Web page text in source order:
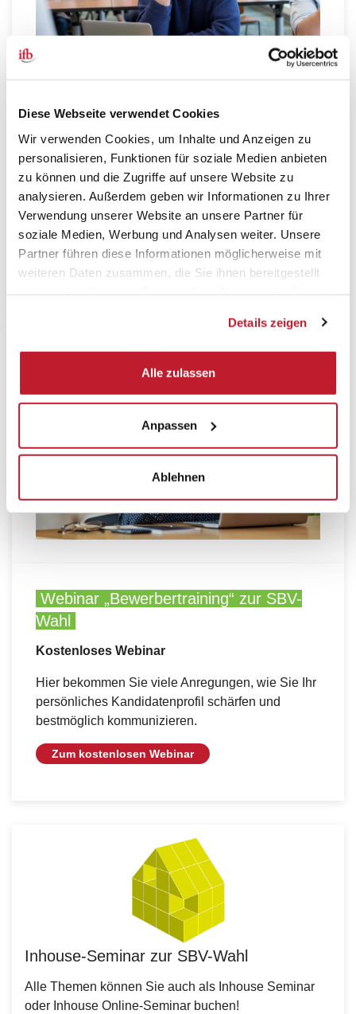
Diese Webseite verwendet Cookies
Wir verwenden Cookies, um Inhalte und Anzeigen zu
personalisieren, Funktionen für soziale Medien anbieten
zu können und die Zugriffe auf unsere Website zu
analysieren. Außerdem geben wir Informationen zu Ihrer
Verwendung unserer Website an unsere Partner für
soziale Medien, Werbung und Analysen weiter. Unsere
Partner führen diese Informationen möglicherweise mit
weiteren Daten zusammen, die Sie ihnen bereitgestellt
Details zeigen
Alle zulassen
Anpassen
Ablehnen
Kostenloses Webinar
Erfahren Sie, wie Sie mit der passenden Strategie,
gelungenen Aktionen und den richtigen Worten
erfolgreich auf Kandidatensuche gehen.
Zum kostenlosen Webinar
Webinar „Bewerbertraining“ zur SBV-
Wahl
Kostenloses Webinar
Hier bekommen Sie viele Anregungen, wie Sie Ihr
persönliches Kandidatenprofil schärfen und
bestmöglich kommunizieren.
Zum kostenlosen Webinar
Inhouse-Seminar zur SBV-Wahl
Alle Themen können Sie auch als Inhouse Seminar
oder Inhouse Online-Seminar buchen!